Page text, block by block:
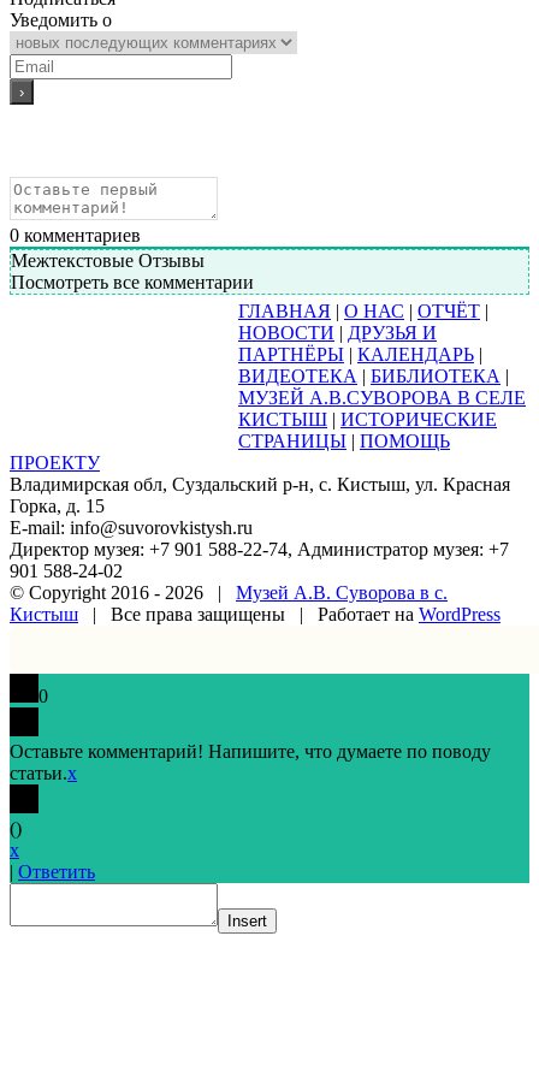
Уведомить о
0 комментариев
Межтекстовые Отзывы
Посмотреть все комментарии
ГЛАВНАЯ | О НАС | ОТЧЁТ |
НОВОСТИ | ДРУЗЬЯ И
ПАРТНЁРЫ | КАЛЕНДАРЬ |
ВИДЕОТЕКА | БИБЛИОТЕКА |
МУЗЕЙ А.В.СУВОРОВА В СЕЛЕ
КИСТЫШ | ИСТОРИЧЕСКИЕ
СТРАНИЦЫ | ПОМОЩЬ
ПРОЕКТУ
Владимирская обл, Суздальский р-н, с. Кистыш, ул. Красная
Горка, д. 15
E-mail: info@suvorovkistysh.ru
Директор музея: +7 901 588-22-74, Администратор музея: +7
901 588-24-02
© Copyright 2016 - 2026 | Музей А.В. Суворова в с.
Кистыш | Все права защищены | Работает на WordPress
0
Оставьте комментарий! Напишите, что думаете по поводу
статьи.x
()
x
| Ответить
Insert